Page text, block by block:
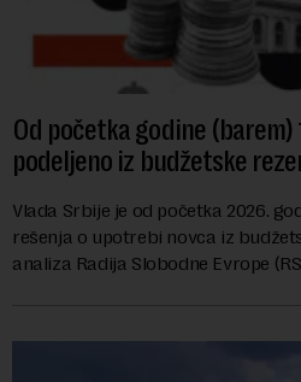
Od početka godine (barem)
podeljeno iz budžetske
Vlada Srbije je od početka 2026.
rešenja o upotrebi novca iz
analiza Radija Slobodne Evrope